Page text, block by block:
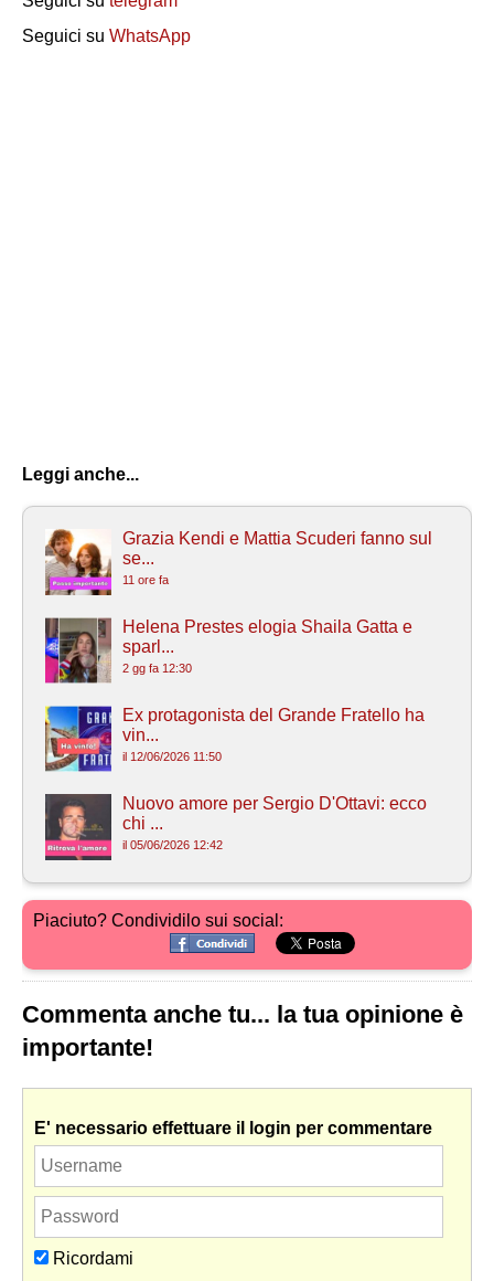
Seguici su WhatsApp
Leggi anche...
Grazia Kendi e Mattia Scuderi fanno sul
se...
11 ore fa
Helena Prestes elogia Shaila Gatta e
sparl...
2 gg fa 12:30
Ex protagonista del Grande Fratello ha
vin...
il 12/06/2026 11:50
Nuovo amore per Sergio D'Ottavi: ecco
chi ...
il 05/06/2026 12:42
Piaciuto? Condividilo sui social:
Commenta anche tu... la tua opinione è
importante!
E' necessario effettuare il login per commentare
Ricordami